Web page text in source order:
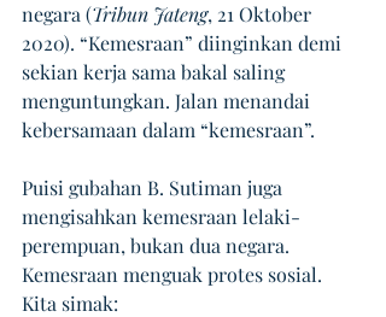
negara (Tribun Jateng, 21 Oktober
2020). “Kemesraan” diinginkan demi
sekian kerja sama bakal saling
menguntungkan. Jalan menandai
kebersamaan dalam “kemesraan”.
Puisi gubahan B. Sutiman juga
mengisahkan kemesraan lelaki-
perempuan, bukan dua negara.
Kemesraan menguak protes sosial.
Kita simak: